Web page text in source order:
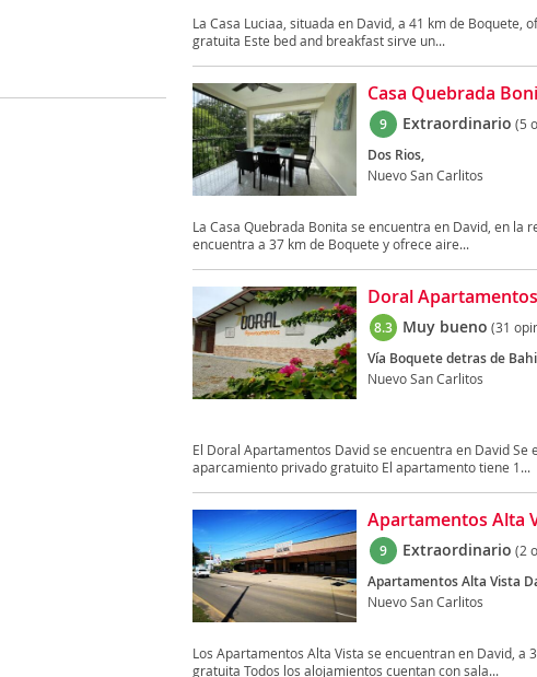
La Casa Luciaa, situada en David, a 41 km de Boquete,
gratuita Este bed and breakfast sirve un...
Casa Quebrada
9 Extraordinario (5
Dos Rios,
Nuevo San Carlitos
La Casa Quebrada Bonita se encuentra en David, en la
encuentra a 37 km de Boquete y ofrece aire...
Doral
8.3 Muy bueno (31
Vía Boquete detras de
Nuevo San Carlitos
El Doral Apartamentos David se encuentra en David Se
aparcamiento privado gratuito El apartamento tiene 1...
Apartamentos Alta
9 Extraordinario (2
Apartamentos Alta Vista
Nuevo San Carlitos
Los Apartamentos Alta Vista se encuentran en David, a
gratuita Todos los alojamientos cuentan con sala...